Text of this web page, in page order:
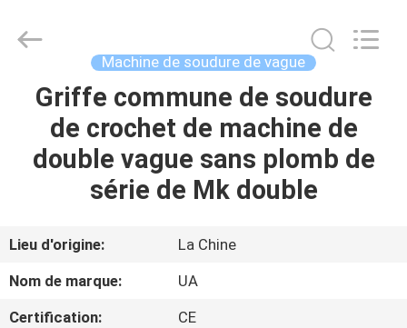
MAISON
PRODUITS
SUJET
DE
NOUS
2026
UNIQUE
Reserved.
Machine de soudure de vague
Griffe commune de soudure
de crochet de machine de
double vague sans plomb de
série de Mk double
Lieu d'origine:
La Chine
Nom de marque:
UA
Certification:
CE